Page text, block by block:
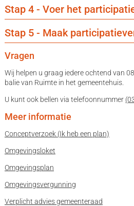
Stap 4 - Voer het
Stap 5 - Maak
Vragen
Wij helpen u graag iedere ochtend van
balie van Ruimte in het gemeentehuis.
U kunt ook bellen via telefoonnummer
Meer informatie
Conceptverzoek (Ik heb een plan)
Omgevingsloket
Omgevingsplan
Omgevingsvergunning
Verplicht advies gemeenteraad